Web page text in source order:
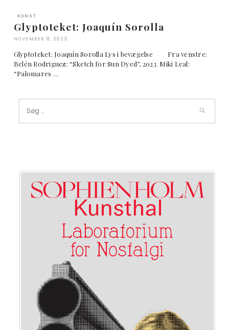
KUNST
Glyptoteket: Joaquín Sorolla
NOVEMBER 8, 2023
Glyptoteket: Joaquín Sorolla Lys i bevægelse Fra venstre:
Belén Rodriguez: “Sketch for Sun Dyed”, 2023. Miki Leal:
“Palomares …